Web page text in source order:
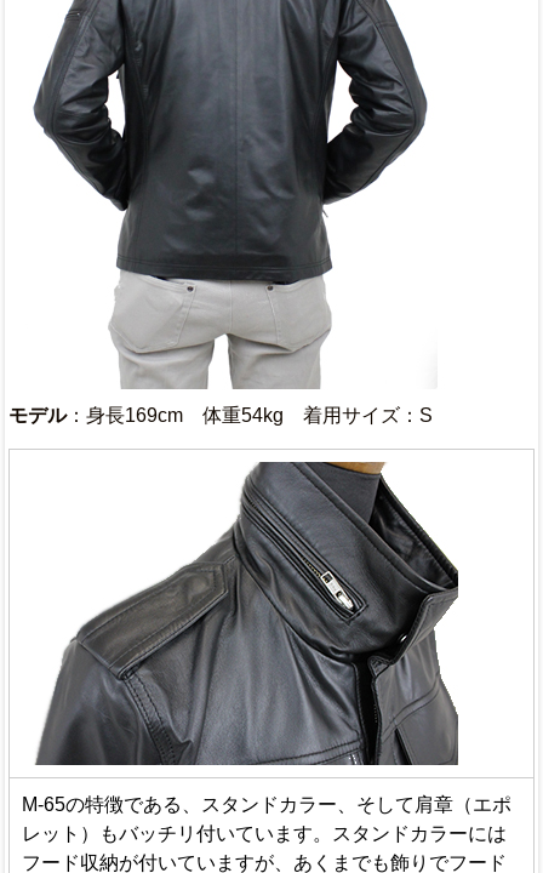
モデル：身長169cm 体重54kg 着用サイズ：S
M-65の特徴である、スタンドカラー、そして肩章（エポ
レット）もバッチリ付いています。スタンドカラーには
フード収納が付いていますが、あくまでも飾りでフード